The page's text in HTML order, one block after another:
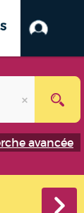
avancée